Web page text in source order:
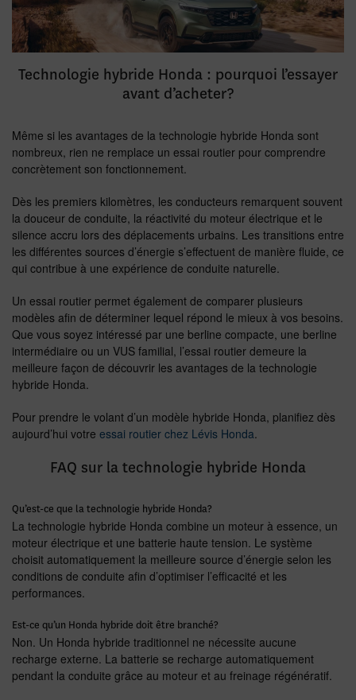
Technologie hybride Honda : pourquoi l’essayer
avant d’acheter?
Même si les avantages de la technologie hybride Honda sont
nombreux, rien ne remplace un essai routier pour comprendre
concrètement son fonctionnement.
Dès les premiers kilomètres, les conducteurs remarquent souvent
la douceur de conduite, la réactivité du moteur électrique et le
silence accru lors des déplacements urbains. Les transitions entre
les différentes sources d’énergie s’effectuent de manière fluide, ce
qui contribue à une expérience de conduite naturelle.
Un essai routier permet également de comparer plusieurs
modèles afin de déterminer lequel répond le mieux à vos besoins.
Que vous soyez intéressé par une berline compacte, une berline
intermédiaire ou un VUS familial, l’essai routier demeure la
meilleure façon de découvrir les avantages de la technologie
hybride Honda.
Pour prendre le volant d’un modèle hybride Honda, planifiez dès
aujourd’hui votre essai routier chez Lévis Honda.
FAQ sur la technologie hybride Honda
Qu’est-ce que la technologie hybride Honda?
La technologie hybride Honda combine un moteur à essence, un
moteur électrique et une batterie haute tension. Le système
choisit automatiquement la meilleure source d’énergie selon les
conditions de conduite afin d’optimiser l’efficacité et les
performances.
Est-ce qu’un Honda hybride doit être branché?
Non. Un Honda hybride traditionnel ne nécessite aucune
recharge externe. La batterie se recharge automatiquement
pendant la conduite grâce au moteur et au freinage régénératif.